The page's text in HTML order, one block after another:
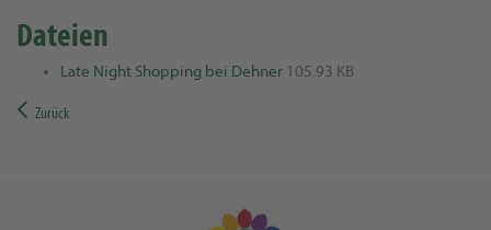
Dateien
Late Night Shopping bei Dehner 105.93 KB
Zurück